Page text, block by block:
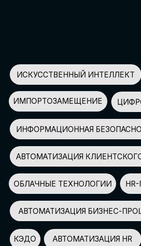
НЕЙРОСЕТИ ДЛЯ БИЗНЕСА
КЭДО АВТОМАТИЗАЦИЯ HR
АВТОМАТИЗАЦИЯ МАРКЕТИНГА И ПРОДАЖ
AI-АССИСТЕНТЫ
ЧАТ-БОТЫ
СПИКЕРОВ
150+
ПАРТНЕРОВ
100+